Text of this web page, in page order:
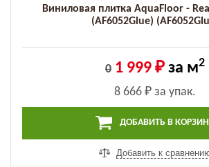
Виниловая плитка AquaFloor -
(AF6052Glue)
0 1 999 ₽ за м2
8 666 ₽ за упак.
ДОБАВИТЬ В
Добавить к